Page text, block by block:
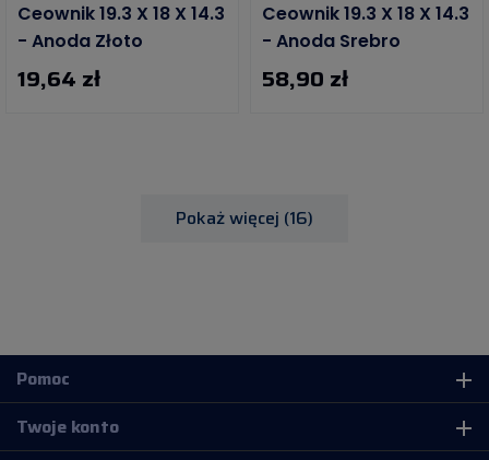
Ceownik 19.3 X 18 X 14.3
- Anoda Złoto
19,64 zł
Ceownik 19.3 X 18 X 14.3
- Anoda Srebro
58,90 zł
Pokaż więcej (16)
Pomoc add
Twoje konto add